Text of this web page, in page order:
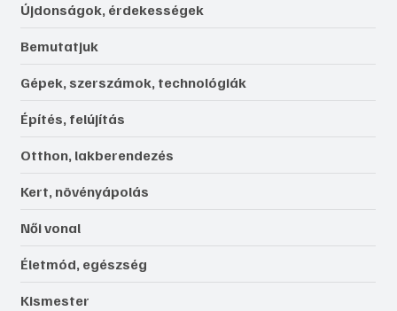
Újdonságok, érdekességek
Bemutatjuk
Gépek, szerszámok, technológiák
Építés, felújítás
Otthon, lakberendezés
Kert, növényápolás
Női vonal
Életmód, egészség
Kismester